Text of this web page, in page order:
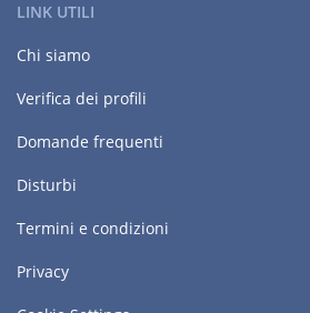
LINK UTILI
Chi siamo
Verifica dei profili
Domande frequenti
Disturbi
Termini e condizioni
Privacy